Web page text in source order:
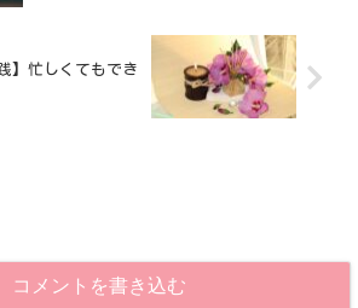
】忙しくてもでき
コメントを書き込む